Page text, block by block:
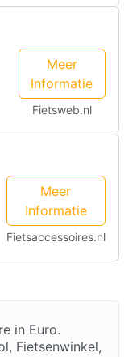
Meer
Informatie
Fietsweb.nl
Meer
Informatie
Fietsaccessoires.nl
in Euro.
Fietsenwinkel,